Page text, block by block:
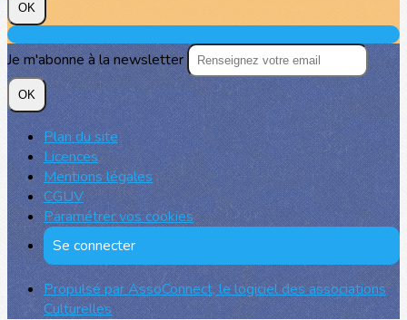
OK
Je m'abonne à la newsletter
OK
Plan du site
Licences
Mentions légales
CGUV
Paramétrer vos cookies
Se connecter
Propulsé par AssoConnect, le logiciel des associations
Culturelles